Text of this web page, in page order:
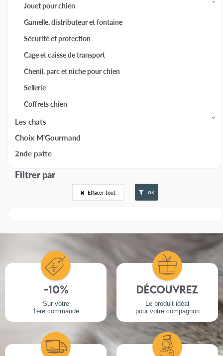
Jouet pour chien
Gamelle, distributeur et fontaine
Sécurité et protection
Cage et caisse de transport
Chenil, parc et niche pour chien
Sellerie
Coffrets chien
Les chats
Choix M'Gourmand
2nde patte
Effacer tout ok
-10%
Sur votre
1ère commande
Découvrez
Le produit idéal
pour votre compagnon